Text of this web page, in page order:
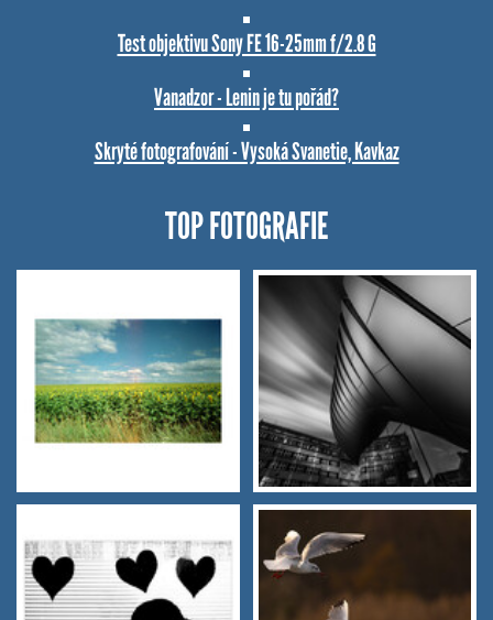
Test objektivu Sony FE 16-25mm f/2.8 G
Vanadzor - Lenin je tu pořád?
Skryté fotografování - Vysoká Svanetie, Kavkaz
TOP FOTOGRAFIE